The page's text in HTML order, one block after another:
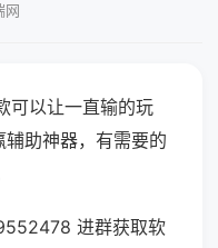
网
可以让一直输的玩
辅助神器，有需要的
进群获取软